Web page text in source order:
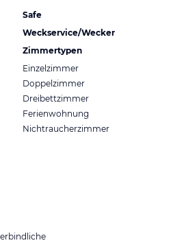
Safe
Weckservice/Wecker
Zimmertypen
Einzelzimmer
Doppelzimmer
Dreibettzimmer
Ferienwohnung
Nichtraucherzimmer